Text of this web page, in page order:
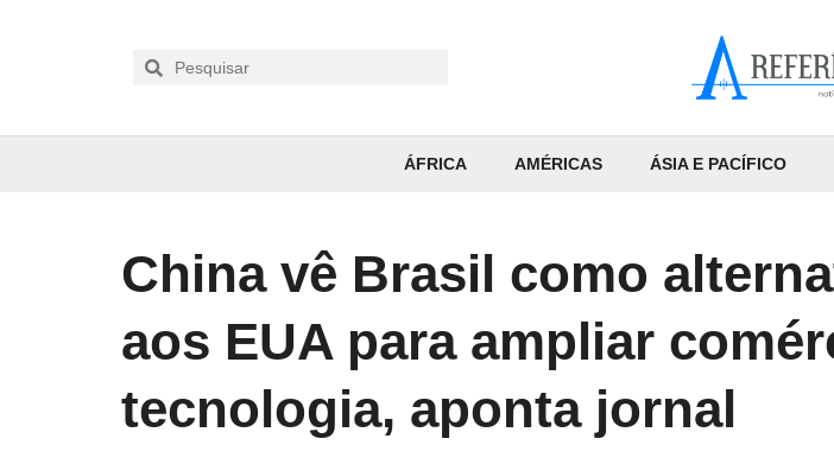
ÁFRICA AMÉRICAS ÁSIA E PACÍFICO
China vê Brasil como
aos EUA para ampliar
tecnologia, aponta jornal